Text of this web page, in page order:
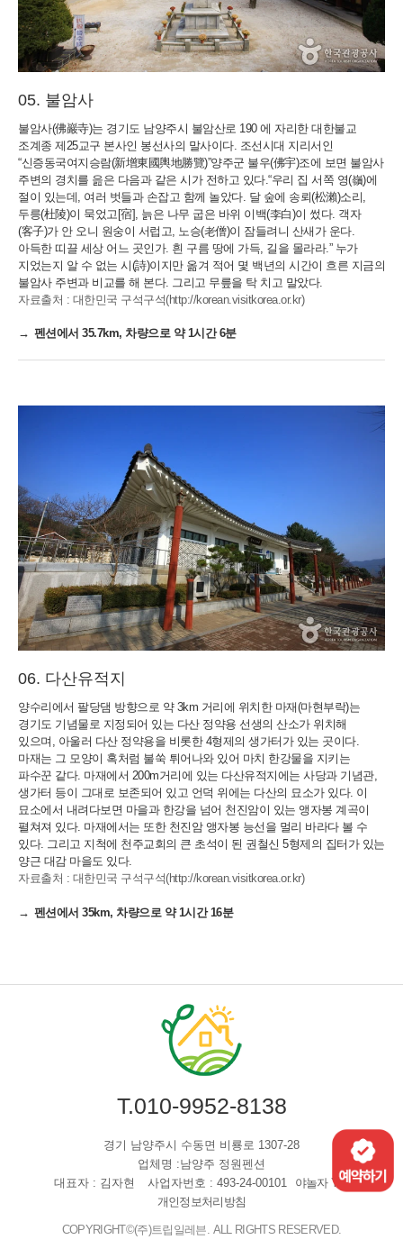
불암사
불암사(佛巖寺)는 경기도 남양주시 불암산로 190 에 자리한 대한불교
조계종 제25교구 본사인 봉선사의 말사이다. 조선시대 지리서인
“신증동국여지승람(新增東國輿地勝覽)”양주군 불우(佛宇)조에 보면 불암사
주변의 경치를 읊은 다음과 같은 시가 전하고 있다.“우리 집 서쪽 영(嶺)에
절이 있는데, 여러 벗들과 손잡고 함께 놀았다. 달 숲에 송뢰(松瀨)소리,
두릉(杜陵)이 묵었고[宿], 늙은 나무 굽은 바위 이백(李白)이 썼다. 객자
(客子)가 안 오니 원숭이 서럽고, 노승(老僧)이 잠들려니 산새가 운다.
아득한 띠끌 세상 어느 곳인가. 흰 구름 땅에 가득, 길을 몰라라.” 누가
지었는지 알 수 없는 시(詩)이지만 옮겨 적어 몇 백년의 시간이 흐른 지금의
불암사 주변과 비교를 해 본다. 그리고 무릎을 탁 치고 말았다.
자료출처 : 대한민국 구석구석(http://korean.visitkorea.or.kr)
펜션에서 35.7km, 차량으로 약 1시간 6분
다산유적지
양수리에서 팔당댐 방향으로 약 3km 거리에 위치한 마재(마현부락)는
경기도 기념물로 지정되어 있는 다산 정약용 선생의 산소가 위치해
있으며, 아울러 다산 정약용을 비롯한 4형제의 생가터가 있는 곳이다.
마재는 그 모양이 혹처럼 불쑥 튀어나와 있어 마치 한강물을 지키는
파수꾼 같다. 마재에서 200m거리에 있는 다산유적지에는 사당과 기념관,
생가터 등이 그대로 보존되어 있고 언덕 위에는 다산의 묘소가 있다. 이
묘소에서 내려다보면 마을과 한강을 넘어 천진암이 있는 앵자봉 계곡이
펼쳐져 있다. 마재에서는 또한 천진암 앵자봉 능선을 멀리 바라다 볼 수
있다. 그리고 지척에 천주교회의 큰 초석이 된 권철신 5형제의 집터가 있는
양근 대감 마을도 있다.
자료출처 : 대한민국 구석구석(http://korean.visitkorea.or.kr)
펜션에서 35km, 차량으로 약 1시간 16분
T.010-9952-8138
경기 남양주시 수동면 비룡로 1307-28
업체명 :남양주 정원펜션
대표자 : 김자현 사업자번호 : 493-24-00101
야놀자 YBS
개인정보처리방침
COPYRIGHT©(주)트립일레븐. ALL RIGHTS RESERVED.